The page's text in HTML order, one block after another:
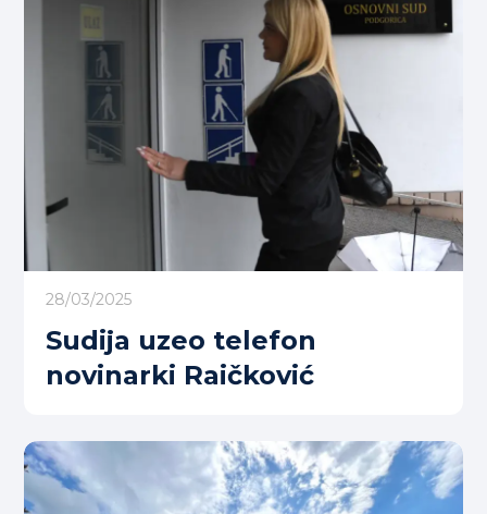
28/03/2025
Sudija uzeo telefon
novinarki Raičković